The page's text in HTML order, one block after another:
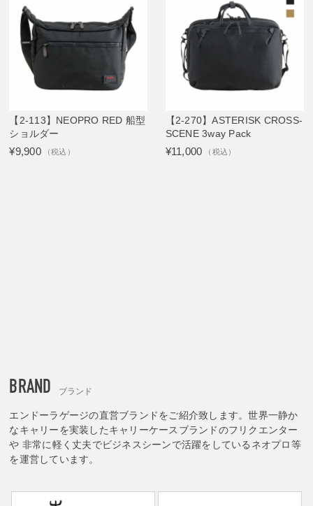
【2-113】NEOPRO RED 船型
ショルダー
¥9,900 （税込）
【2-270】ASTERISK CROSS-
SCENE 3way Pack
¥11,000 （税込）
BRAND ブランド
エンドーラゲージの直営ブランドをご紹介致します。世界一静か
なキャリーを実装したキャリーケースブランドのフリクエンター
や 非常に軽く丈夫でビジネスシーンで活躍をしているネオプロ等
を運営しています。